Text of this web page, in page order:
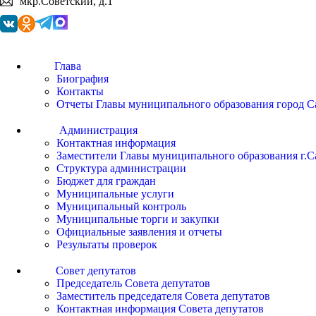
Глава
Биография
Контакты
Отчеты Главы муниципального образования город
Администрация
Контактная информация
Заместители Главы муниципального образования
Структура администрации
Бюджет для граждан
Муниципальные услуги
Муниципальный контроль
Муниципальные торги и закупки
Официальные заявления и отчеты
Результаты проверок
Совет депутатов
Председатель Совета депутатов
Заместитель председателя Совета депутатов
Контактная информация Совета депутатов